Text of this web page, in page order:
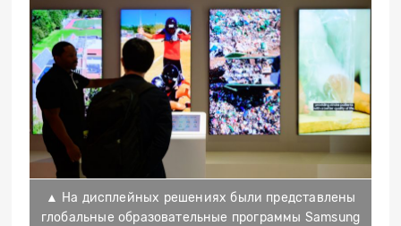
▲ На дисплейных решениях были представлены
глобальные образовательные программы Samsung